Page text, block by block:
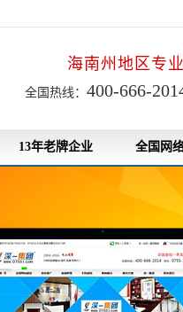
海南州地区专
全国热线： 400-666-
13年老牌企业 全国网